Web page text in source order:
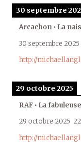
30 septembre
Arcachon • La
30 septembre 2025
http://
29 octobre 2025
RAF • La
29 octobre 2025
http://